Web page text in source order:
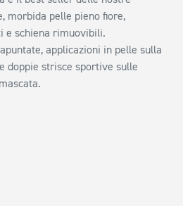
morbida pelle pieno fiore,
e schiena rimuovibili.
applicazioni in pelle sulla
doppie strisce sportive sulle